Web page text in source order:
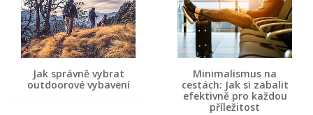
Jak správně vybrat
outdoorové vybavení
Minimalismus na
cestách: Jak si zabalit
efektivně pro každou
příležitost